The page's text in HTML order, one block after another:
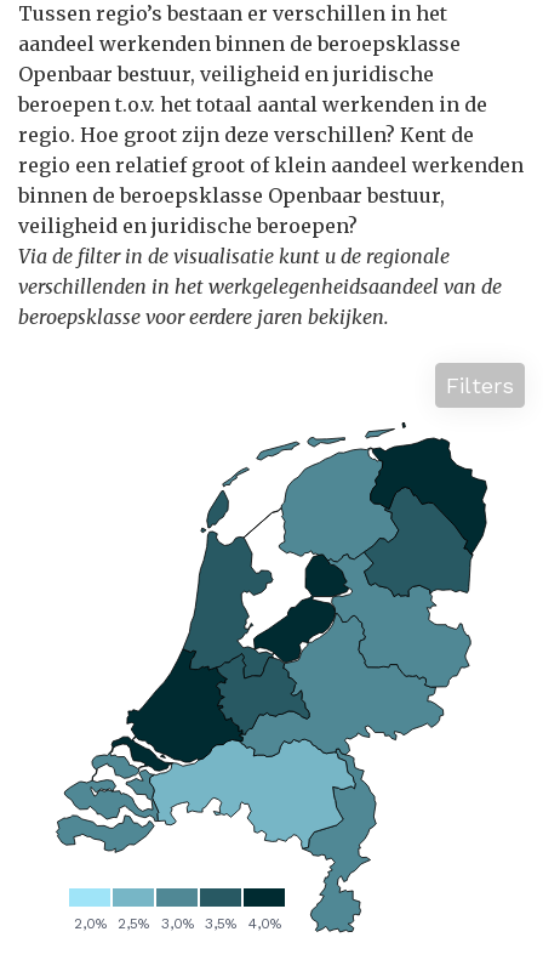
Tussen regio’s bestaan er verschillen in het
aandeel werkenden binnen de beroepsklasse
Openbaar bestuur, veiligheid en juridische
beroepen t.o.v. het totaal aantal werkenden in de
regio. Hoe groot zijn deze verschillen? Kent de
regio een relatief groot of klein aandeel werkenden
binnen de beroepsklasse Openbaar bestuur,
veiligheid en juridische beroepen?
Via de filter in de visualisatie kunt u de regionale
verschillenden in het werkgelegenheidsaandeel van de
beroepsklasse voor eerdere jaren bekijken.
Filters